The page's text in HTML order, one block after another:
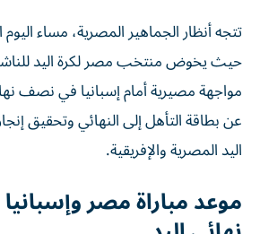
تتجه أنظار الجماهير المصرية، مساء اليوم
مواجهة مصيرية أمام إسبانيا في نصف
عن بطاقة التأهل إلى النهائي وتحقيق
اليد المصرية والإفريقية.
موعد مباراة مصر